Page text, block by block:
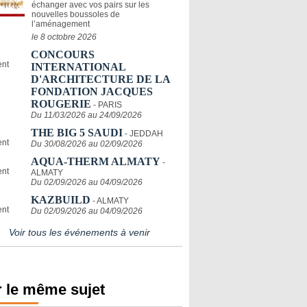
échanger avec vos pairs sur les
nouvelles boussoles de
l’aménagement
le 8 octobre 2026
CONCOURS
INTERNATIONAL
D'ARCHITECTURE DE LA
FONDATION JACQUES
ROUGERIE - PARIS
Du 11/03/2026 au 24/09/2026
THE BIG 5 SAUDI - JEDDAH
Du 30/08/2026 au 02/09/2026
AQUA-THERM ALMATY -
ALMATY
Du 02/09/2026 au 04/09/2026
KAZBUILD - ALMATY
Du 02/09/2026 au 04/09/2026
Voir tous les événements à venir
le même sujet